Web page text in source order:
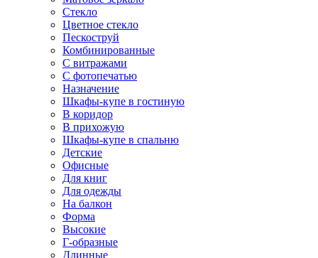
Стекло
Цветное стекло
Пескоструй
Комбинированные
С витражами
С фотопечатью
Назначение
Шкафы-купе в гостиную
В коридор
В прихожую
Шкафы-купе в спальню
Детские
Офисные
Для книг
Для одежды
На балкон
Форма
Высокие
Г-образные
Длинные